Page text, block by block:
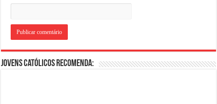
Jovens Católicos Recomenda: